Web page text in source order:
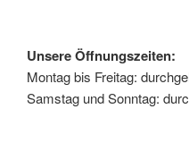
Unsere Öffnungszeiten:
Montag bis Freitag:
Samstag und Sonntag: